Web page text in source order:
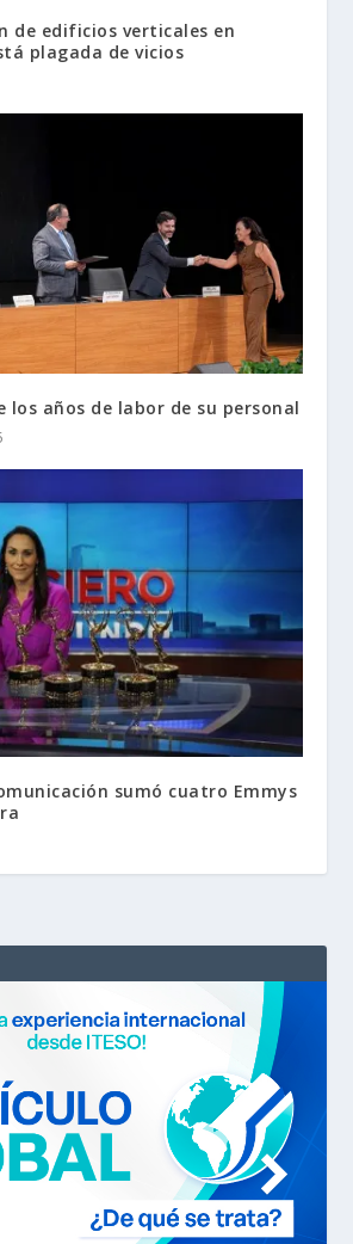
de edificios verticales en
plagada de vicios
los años de labor de su personal
sumó cuatro Emmys